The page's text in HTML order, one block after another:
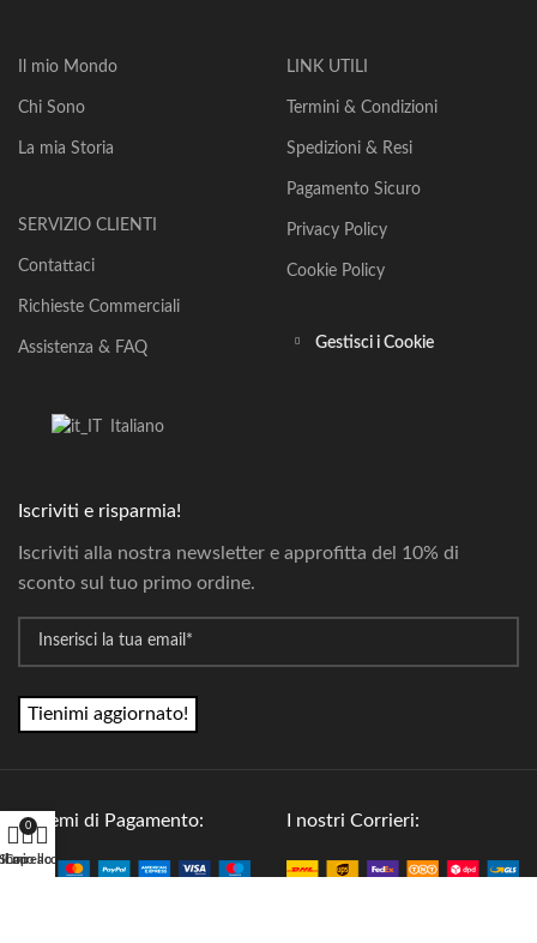
Il mio Mondo
Chi Sono
La mia Storia
SERVIZIO CLIENTI
Contattaci
Richieste Commerciali
Assistenza & FAQ
LINK UTILI
Termini & Condizioni
Spedizioni & Resi
Pagamento Sicuro
Privacy Policy
Cookie Policy
Gestisci i Cookie
Italiano
Iscriviti e risparmia!
Iscriviti alla nostra newsletter e approfitta del 10% di
sconto sul tuo primo ordine.
Sistemi di Pagamento: I nostri Corrieri:
Shop
0
Carrello
Il mio account